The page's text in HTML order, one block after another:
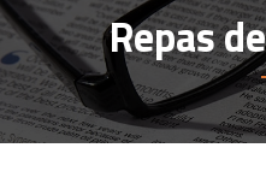
Repas